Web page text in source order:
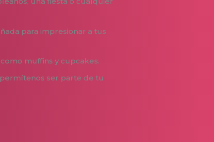
para impresionar a tus
muffins y cupcakes.
permítenos ser parte de tu